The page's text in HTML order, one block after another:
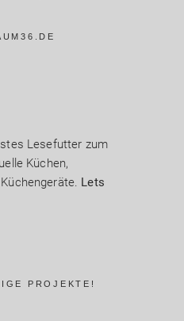
Lesefutter zum
Küchen,
Lets
PROJEKTE!